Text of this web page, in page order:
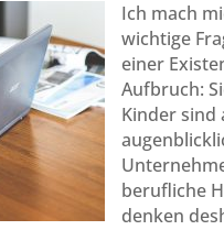
Ich mach
wichtige
einer
Aufbruch:
Kinder sind
berufliche
denken